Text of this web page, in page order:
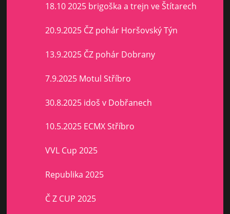
18.10 2025 brigoška a trejn ve Štítarech
20.9.2025 ČZ pohár Horšovský Týn
13.9.2025 ČZ pohár Dobrany
7.9.2025 Motul Stříbro
30.8.2025 idoš v Dobřanech
10.5.2025 ECMX Stříbro
VVL Cup 2025
Republika 2025
Č Z CUP 2025